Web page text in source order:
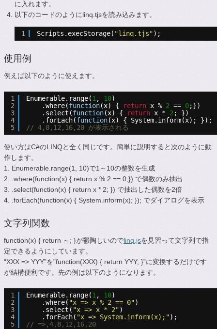
に入れます。
以下のコードのようにlinq.tjsを読み込みます。
1 Scripts.execStorage( "linq.tjs");
使用例
例えば以下のように使えます。
1
2
3
4
5
Enumerable.range(1, 10)
.where(function(x) { return x % 2 == 0;})
.select(function(x) { return x * 2; })
.forEach(function(x) { System.inform(x); });
// 4,8,12,16,20 が表示される
使い方はC#のLINQと全く同じです。簡単に説明すると次のように動
作します。
1. Enumerable.range(1, 10)で1～10の整数を生成
2. .where(function(x) { return x % 2 == 0;}) で偶数のみ抽出
3. .select(function(x) { return x * 2; }) で抽出した偶数を2倍
4. .forEach(function(x) { System.inform(x); }); でダイアログを表示
文字列関数
function(x) { return ～; }が鬱陶しいのでlinq.jsを見習って文字列で指
定できるようにしています。
“XXX => YYY”を”function(XXX) { return YYY; }”に変換するだけです
が結構便利です。先の例は以下のようになります。
1
2
3
4
5
Enumerable.range(1, 10)
.where( "x => x % 2 == 0")
.select( "x => x * 2")
.forEach( "x => System.inform(x);");
// =>,4,8,12,16,20